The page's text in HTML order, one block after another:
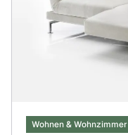
Wohnen & Wohnzimmer